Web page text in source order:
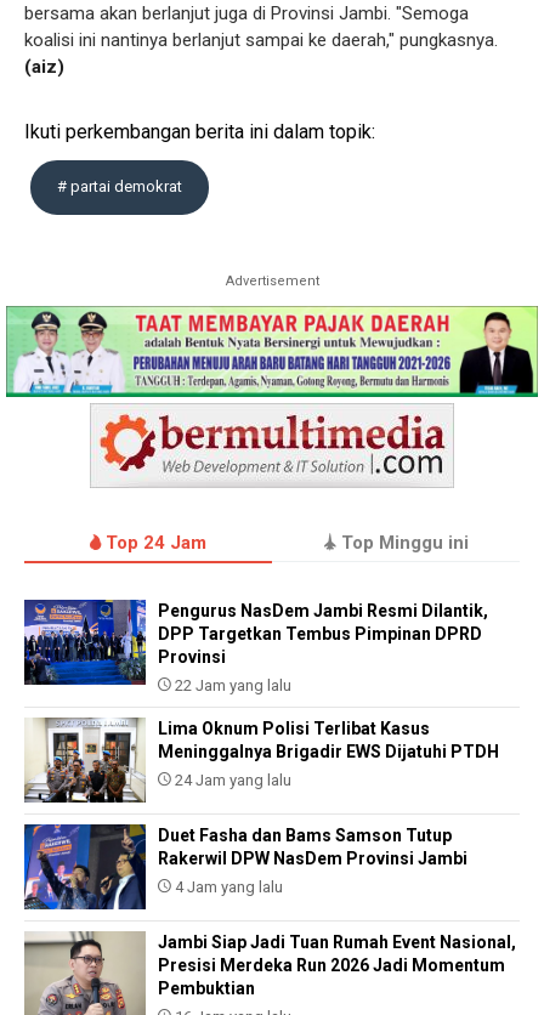
bersama akan berlanjut juga di Provinsi Jambi. "Semoga
koalisi ini nantinya berlanjut sampai ke daerah," pungkasnya.
(aiz)
Ikuti perkembangan berita ini dalam topik:
# partai demokrat
Advertisement
Top 24 Jam Top Minggu ini
Pengurus NasDem Jambi Resmi Dilantik,
DPP Targetkan Tembus Pimpinan DPRD
Provinsi
22 Jam yang lalu
Lima Oknum Polisi Terlibat Kasus
Meninggalnya Brigadir EWS Dijatuhi PTDH
24 Jam yang lalu
Duet Fasha dan Bams Samson Tutup
Rakerwil DPW NasDem Provinsi Jambi
4 Jam yang lalu
Jambi Siap Jadi Tuan Rumah Event Nasional,
Presisi Merdeka Run 2026 Jadi Momentum
Pembuktian